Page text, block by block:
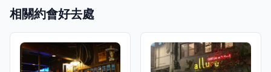
相關約會好去處